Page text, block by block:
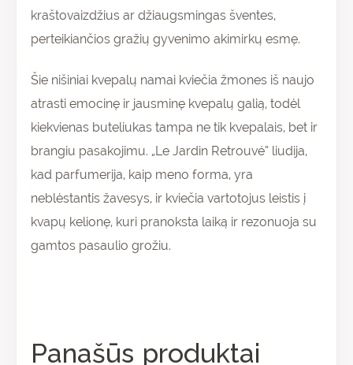
kraštovaizdžius ar džiaugsmingas šventes,
perteikiančios gražių gyvenimo akimirkų esmę.
Šie nišiniai kvepalų namai kviečia žmones iš naujo
atrasti emocinę ir jausminę kvepalų galią, todėl
kiekvienas buteliukas tampa ne tik kvepalais, bet ir
brangiu pasakojimu. „Le Jardin Retrouvé” liudija,
kad parfumerija, kaip meno forma, yra
neblėstantis žavesys, ir kviečia vartotojus leistis į
kvapų kelionę, kuri pranoksta laiką ir rezonuoja su
gamtos pasaulio grožiu.
Panašūs produktai